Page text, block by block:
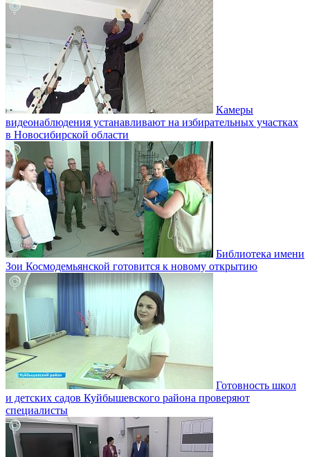
Камеры
видеонаблюдения устанавливают на избирательных участках
в Новосибирской области
Библиотека имени
Зои Космодемьянской готовится к новому открытию
Готовность школ
и детских садов Куйбышевского района проверяют
специалисты